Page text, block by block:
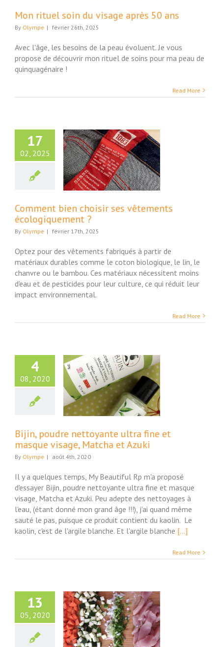
Mon rituel soin du visage après 50 ans
By Olympe | février 26th, 2025
Avec l'âge, les besoins de la peau évoluent. Je vous
propose de découvrir mon rituel de soins pour ma peau de
quinquagénaire !
Read More
17
02, 2025
bien choisir
vêtements
?
Comment bien choisir ses vêtements
écologiquement ?
By Olympe | février 17th, 2025
Optez pour des vêtements fabriqués à partir de
matériaux durables comme le coton biologique, le lin, le
chanvre ou le bambou. Ces matériaux nécessitent moins
d'eau et de pesticides pour leur culture, ce qui réduit leur
impact environnemental.
Read More
4
08, 2020
poudre
ultra fine
visage,
Bijin, poudre nettoyante ultra fine et
masque visage, Matcha et Azuki
By Olympe | août 4th, 2020
Il y a quelques temps, My Beautiful Rp m'a proposé
d'essayer Bijin, poudre nettoyante ultra fine et masque
visage, Matcha et Azuki. Peu adepte des nettoyages à
l'eau, (étant donné mon grand âge !!!), j'ai quand même
sauté le pas, puisque ce produit contient du kaolin. Le
kaolin, c'est de l'argile blanche. Et l'argile blanche [...]
Read More
13
05, 2020
originale de
Poulet
maison.